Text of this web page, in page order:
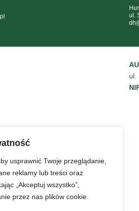
usprawnić Twoje przeglądanie,
reklamy lub treści oraz
„Akceptuj wszystko”,
przez nas plików cookie.
ul.
ul.